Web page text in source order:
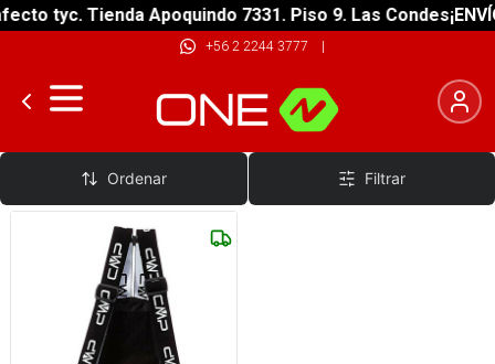
tyc. Tienda Apoquindo 7331. Piso 9. Las Condes
+56 2 2244 3777 |
Pantalones y Jardineras Nieve
Ordenar Filtrar